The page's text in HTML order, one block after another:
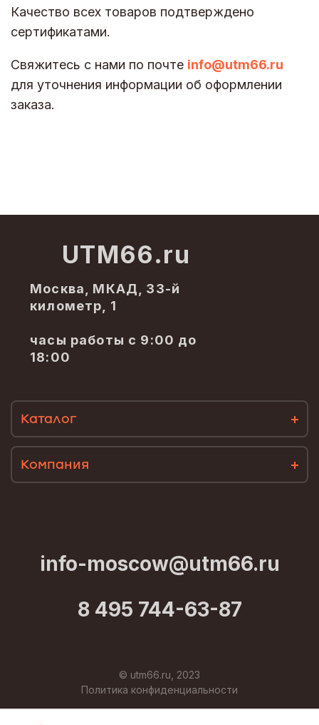
Качество всех товаров подтверждено
сертификатами.
Свяжитесь с нами по почте info@utm66.ru
для уточнения информации об оформлении
заказа.
UTM66.ru
Москва, МКАД, 33-й
километр, 1
часы работы с 9:00 до
18:00
Каталог
Компания
info-moscow@utm66.ru
8 495 744-63-87
© utm66.ru, 2023
Политика конфиденциальности